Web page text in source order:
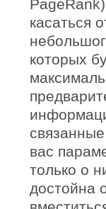
касаться
которых
вас
только о
достойна